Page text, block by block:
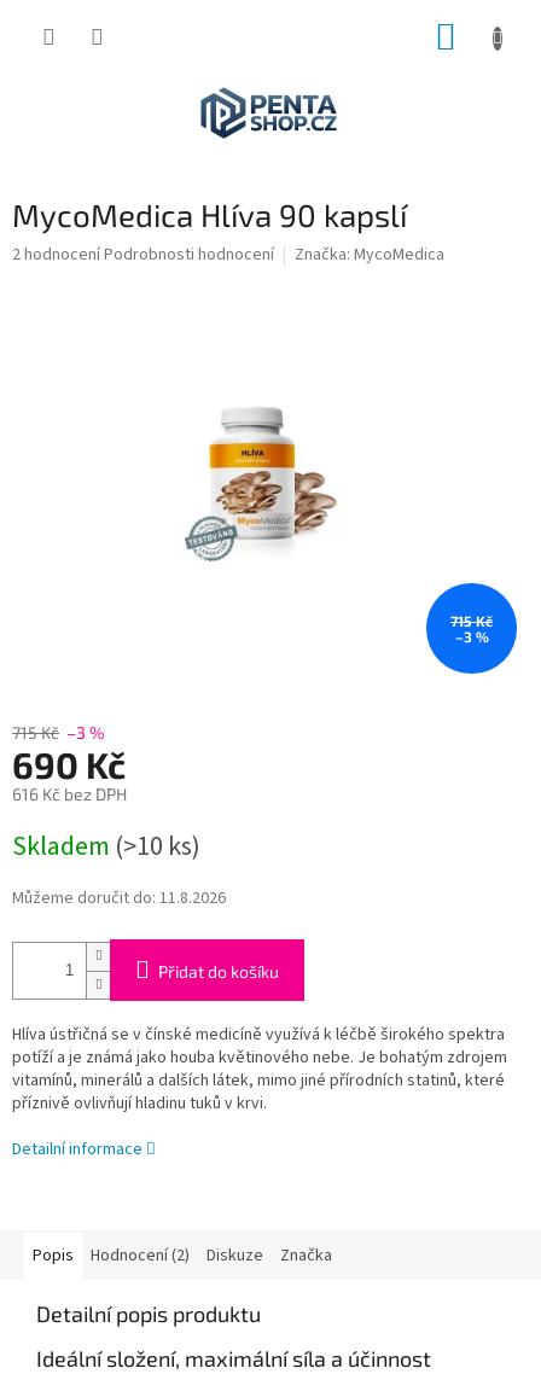
MycoMedica Hlíva 90 kapslí
Průměrné
2 hodnoceníPodrobnosti hodnocení Značka: MycoMedica
715 Kč
–3 %
715 Kč –3 %
690 Kč
616 Kč bez DPH
cena:
Skladem (>10 ks)
Můžeme doručit do: 11.8.2026
Přidat do košíku
Hlíva ústřičná se v čínské medicíně využívá k léčbě širokého spektra
potíží a je známá jako houba květinového nebe. Je bohatým zdrojem
vitamínů, minerálů a dalších látek, mimo jiné přírodních statinů, které
příznivě ovlivňují hladinu tuků v krvi.
Detailní informace
Popis Hodnocení (2) Diskuze Značka
Detailní popis produktu
Ideální složení, maximální síla a účinnost